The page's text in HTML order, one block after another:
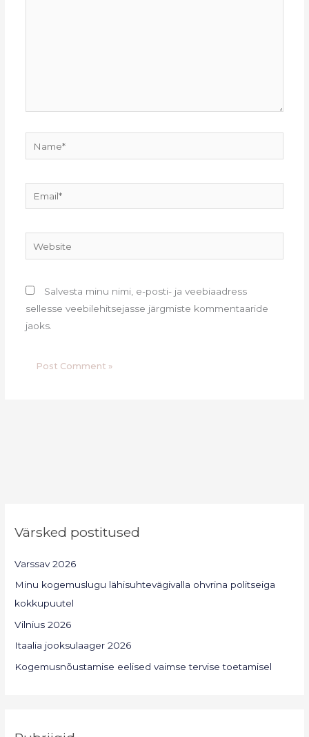
Website
Salvesta minu nimi, e-posti- ja veebiaadress
sellesse veebilehitsejasse järgmiste kommentaaride
jaoks.
Värsked postitused
Varssav 2026
Minu kogemuslugu lähisuhtevägivalla ohvrina politseiga
kokkupuutel
Vilnius 2026
Itaalia jooksulaager 2026
Kogemusnõustamise eelised vaimse tervise toetamisel